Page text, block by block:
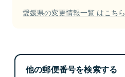
愛媛県の変更情報一覧 はこちら
他の郵便番号を検索する